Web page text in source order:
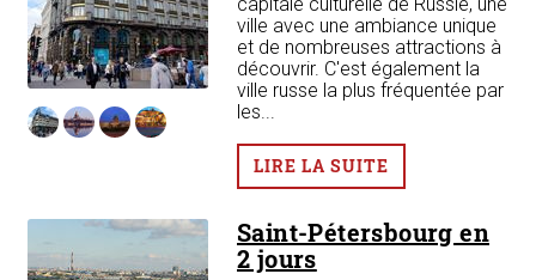
ville avec une ambiance unique
et de nombreuses attractions à
découvrir. C'est également la
ville russe la plus fréquentée par
les...
LIRE LA SUITE
Saint-Pétersbourg en
2 jours